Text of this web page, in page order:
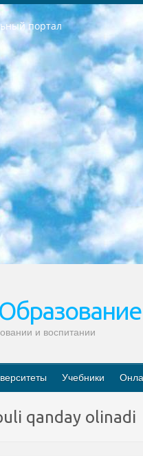
портал
научно-практический центр квалификации и международной оценки (Д.Давидова) 2024 г. До 25 марта: задания по предметам, по которым будет проводиться итоговая аттестация разработка и утверждение технических условий; итоговая аттестация на основании разработанного предметного задания разработка вопросов по предметам (устно и письменно), экзамен передача; общеобразовательные средние школы и специальные учебные заведения учащиеся выпускных классов школ и интернатов в агентской системе подготовка базы данных экзаменационных материалов и критериев оценки; перевод базы экзаменационных материалов на все языки обучения подать в Республиканский образовательный центр для изготовления; варианты экзаменов на основе разработанных контрольных материалов пусть будут поставлены задачи формирования. 3. Республиканский образовательный центр (Ш.Худайкулов) до 5 апреля 2024 года. до: база данных предоставленных экзаменационных материалов на все языки обучения перевод и экспертиза; для слепых, слабовидящих, глухих, слабослышащих и умственно отсталых детей учащиеся выпускных классов специализированных школ и школ-интернатов база данных экзаменационных материалов на всех преподаваемых языках подготовка критериев оценки; специализированные школы для умственно отсталых детей и технологии для учащихся выпускных классов школ-интернатов разработка соответствующих рекомендаций и критериев проведения ЕГЭ по естествознанию давать задания. 4. Педагогический при специализированных образовательных учреждениях. Научно-практический центр навыков и международной оценки (Д.Давидова), Республика образовательный центр (Худайкулов Ш.) итоговый государственный аттестационный экзамен ориентирован на творческое и логическое мышление при подготовке базы материалов учитывать введение заданий. 5. Следует отметить, что: сертификат государственного образца о знании общеобразовательного предмета и как минимум национальный уровень B1 по предметам на иностранных языках, указанным в Приложении 2. или международно признанный
Образование
и воспитании
Учебники
qanday olinadi